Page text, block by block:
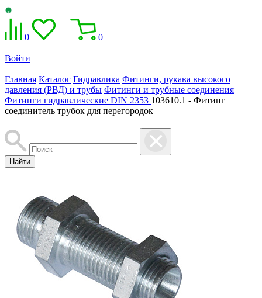
0 0
Войти
Главная Каталог Гидравлика Фитинги, рукава высокого
давления (РВД) и трубы Фитинги и трубные соединения
Фитинги гидравлические DIN 2353 103610.1 - Фитинг
соединитель трубок для перегородок
Найти